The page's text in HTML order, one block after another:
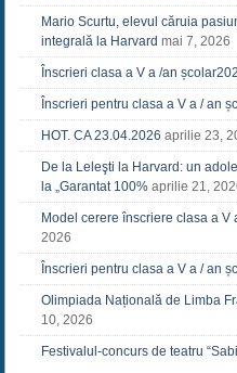
Mario Scurtu, elevul căruia
integrală la Harvard mai 7, 2026
Înscrieri clasa a V a /an
Înscrieri pentru clasa a V a / an
HOT. CA 23.04.2026 aprilie 23,
De la Leleşti la Harvard: un
la „Garantat 100% aprilie 21,
Model cerere înscriere clasa a V
2026
Înscrieri pentru clasa a V a / an
Olimpiada Națională de Limba
10, 2026
Festivalul-concurs de teatru